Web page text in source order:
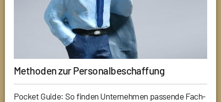
Methoden zur Personalbeschaffung
Pocket Guide: So finden Unternehmen passende Fach-